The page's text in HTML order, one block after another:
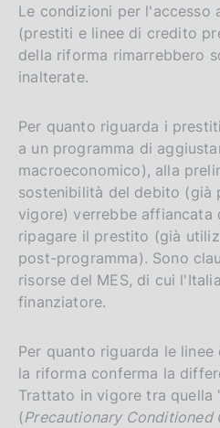
Le condizioni per l'accesso
(prestiti e linee di credito
della riforma rimarrebbero
inalterate.
Per quanto riguarda i
a un programma di
macroeconomico), alla
sostenibilità del debito (già
vigore) verrebbe affiancata
ripagare il prestito (già
post-programma). Sono
risorse del MES, di cui
finanziatore.
Per quanto riguarda le
la riforma conferma la
Trattato in vigore tra quella
(Precautionary Conditioned